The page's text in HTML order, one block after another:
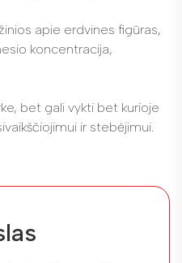
apie erdvines figūras,
koncentracija,
bet gali vykti bet kurioje
ir stebėjimui.